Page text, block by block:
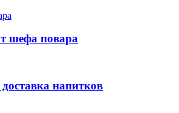
шефа повара
напитков